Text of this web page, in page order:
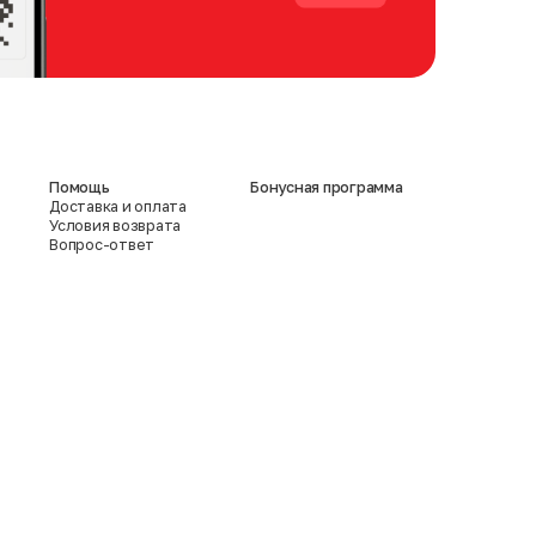
Помощь
Доставка и оплата
Условия возврата
Вопрос-ответ
Бонусная программа